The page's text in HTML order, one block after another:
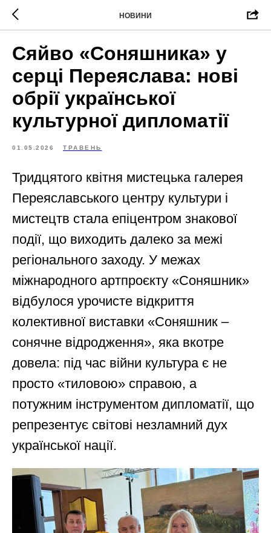
НОВИНИ
Сяйво «Соняшника» у
серці Переяслава: нові
обрії української
культурної дипломатії
01.05.2026 ТРАВЕНЬ
Тридцятого квітня мистецька галерея
Переяславського центру культури і
мистецтв стала епіцентром знакової
події, що виходить далеко за межі
регіонального заходу. У межах
міжнародного артпроєкту «Соняшник»
відбулося урочисте відкриття
колективної виставки «Соняшник –
сонячне відродження», яка вкотре
довела: під час війни культура є не
просто «тиловою» справою, а
потужним інструментом дипломатії, що
репрезентує світові незламний дух
української нації.